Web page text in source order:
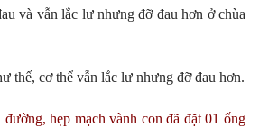
và vẫn lắc lư nhưng đỡ đau hơn ở chùa
thế, cơ thể vẫn lắc lư nhưng đỡ đau hơn.
đường, hẹp mạch vành con đã đặt 01 ống